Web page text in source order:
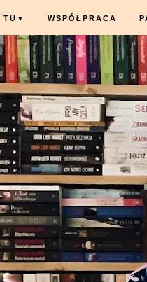
TU ▼ WSPÓŁPRACA